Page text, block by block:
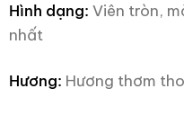
Hình dạng: Viên tròn,
nhất
Hương: Hương thơm